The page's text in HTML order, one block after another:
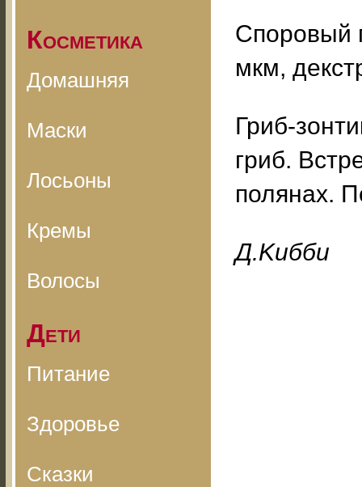
Косметика
Домашняя
Маски
Лосьоны
Кремы
Волосы
Дети
Питание
Здоровье
Сказки
Споровый
мкм,
Гриб-
гриб.
полянах.
Д.Kибби